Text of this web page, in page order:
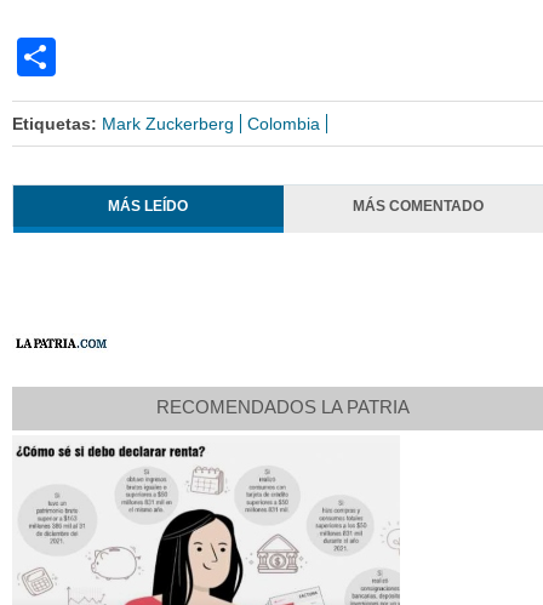
Etiquetas: Mark Zuckerberg Colombia
MÁS LEÍDO MÁS COMENTADO
RECOMENDADOS LA PATRIA